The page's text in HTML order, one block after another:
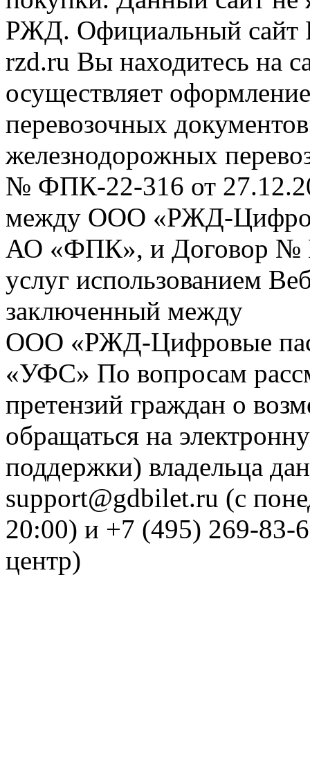
РЖД. Официальный сайт
rzd.ru Вы находитесь на
осуществляет
перевозочных
железнодорожных
№ ФПК-22-316 от
между ООО «РЖД-
АО «ФПК», и Договор №
услуг использованием
заключенный между
ООО «РЖД-Цифровые
«УФС» По вопросам
претензий граждан о
обращаться на
поддержки) владельца
support@gdbilet.ru (с
20:00) и +7 (495) 269-83-
центр)